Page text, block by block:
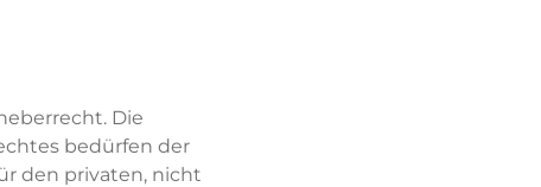
Die
bedürfen der
den privaten, nicht